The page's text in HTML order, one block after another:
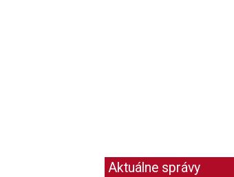
Aktuálne správy